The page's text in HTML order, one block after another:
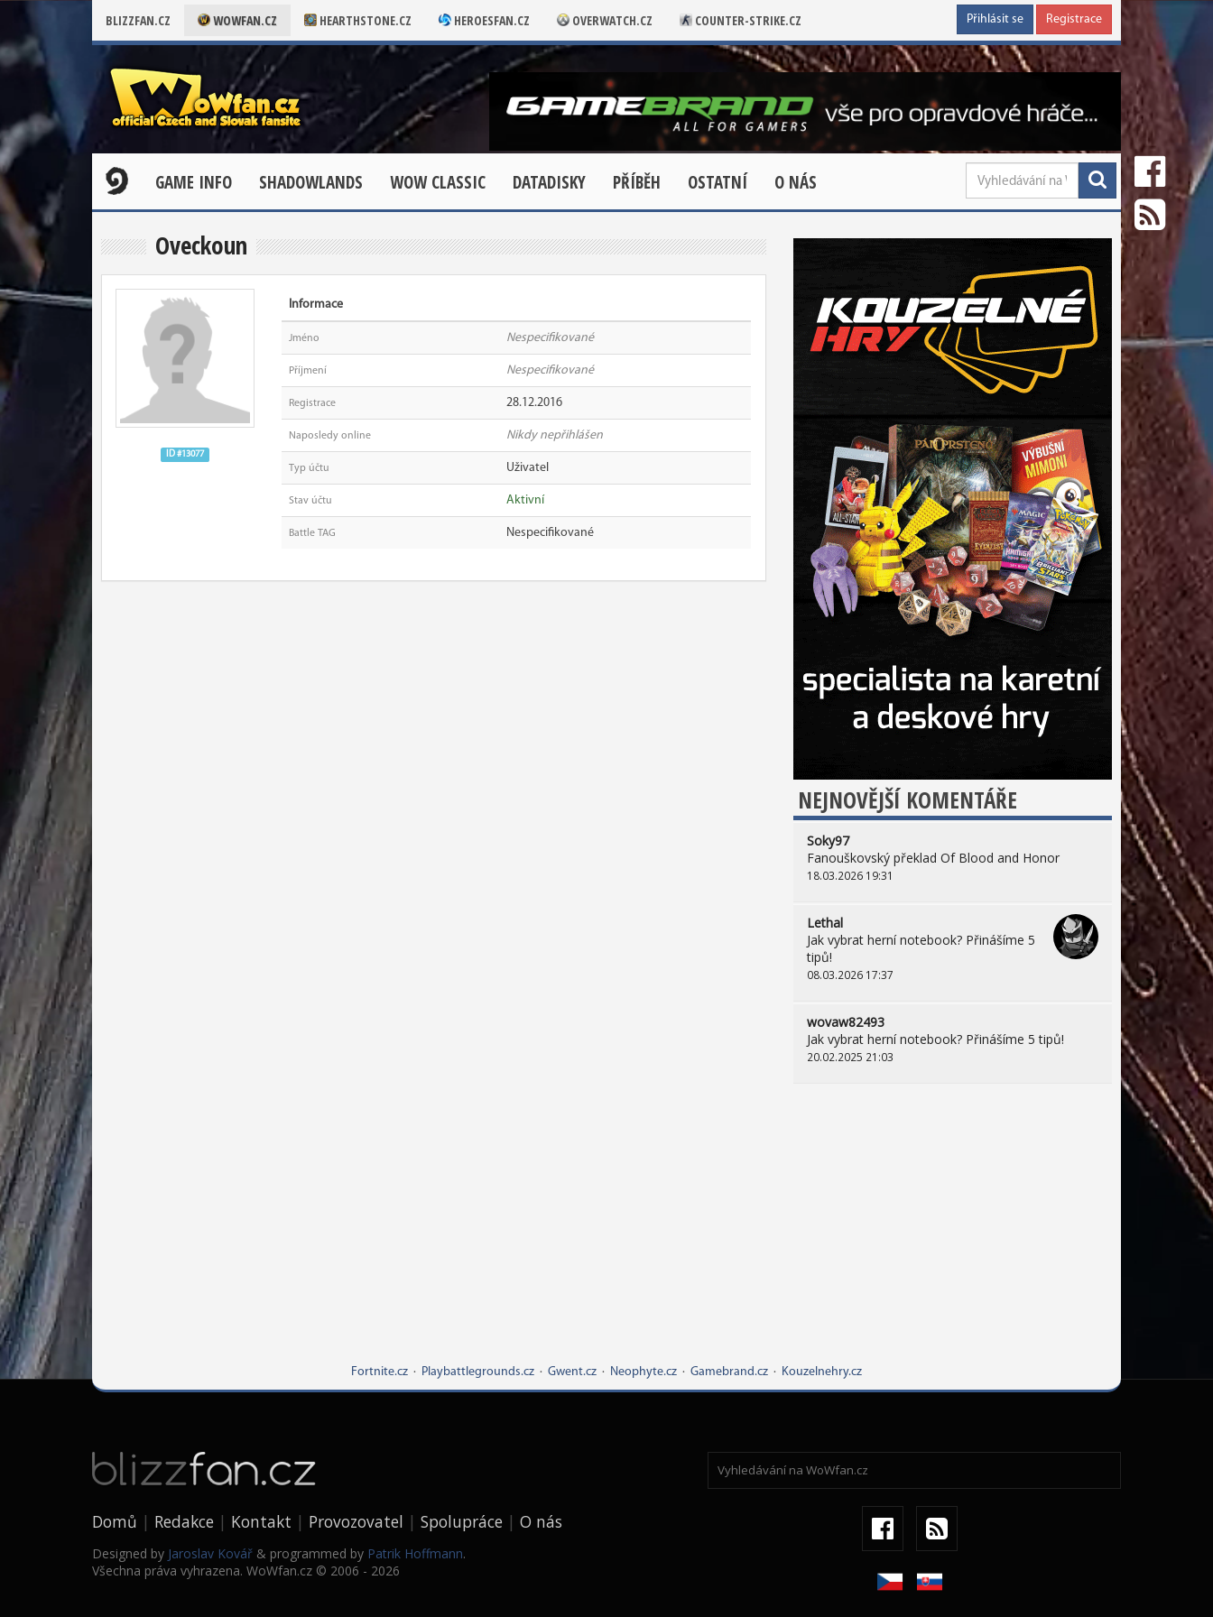
BLIZZFAN.CZ WOWFAN.CZ HEARTHSTONE.CZ HEROESFAN.CZ OVERWATCH.CZ COUNTER-STRIKE.CZ Přihlásit se Registrace
GAME INFO SHADOWLANDS WOW CLASSIC DATADISKY PŘÍBĚH OSTATNÍ O NÁS
Oveckoun
ID #13077
Informace
Jméno Nespecifikované
Příjmení Nespecifikované
Registrace 28.12.2016
Naposledy online Nikdy nepřihlášen
Typ účtu Uživatel
Stav účtu Aktivní
Battle TAG Nespecifikované
NEJNOVĚJŠÍ KOMENTÁŘE
Soky97
Fanouškovský překlad Of Blood and Honor
18.03.2026 19:31
Lethal
Jak vybrat herní notebook? Přinášíme 5
tipů!
08.03.2026 17:37
wovaw82493
Jak vybrat herní notebook? Přinášíme 5 tipů!
20.02.2025 21:03
Fortnite.cz · Playbattlegrounds.cz · Gwent.cz · Neophyte.cz · Gamebrand.cz · Kouzelnehry.cz
Domů Redakce Kontakt Provozovatel Spolupráce O nás
Designed by Jaroslav Kovář & programmed by Patrik Hoffmann.
Všechna práva vyhrazena. WoWfan.cz © 2006 - 2026